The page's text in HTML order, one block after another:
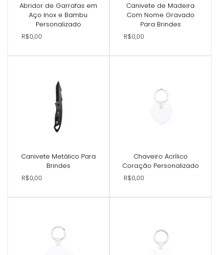
Abridor de Garrafas em
Aço Inox e Bambu
Personalizado
R$0,00
Canivete de Madeira
Com Nome Gravado
Para Brindes
R$0,00
Canivete Metálico Para
Brindes
R$0,00
Chaveiro Acrílico
Coração Personalizado
R$0,00